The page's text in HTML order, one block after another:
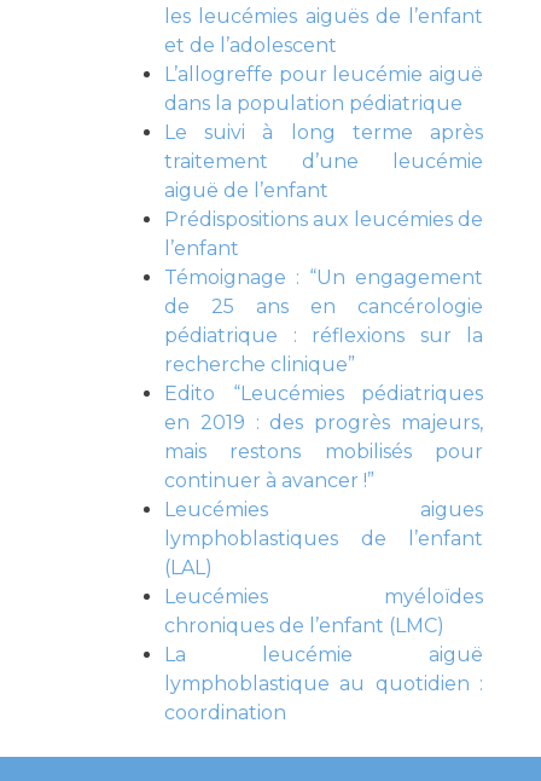
les leucémies aiguës de l’enfant
et de l’adolescent
L’allogreffe pour leucémie aiguë
dans la population pédiatrique
Le suivi à long terme après
traitement d’une leucémie
aiguë de l’enfant
Prédispositions aux leucémies de
l’enfant
Témoignage : “Un engagement
de 25 ans en cancérologie
pédiatrique : réflexions sur la
recherche clinique”
Edito “Leucémies pédiatriques
en 2019 : des progrès majeurs,
mais restons mobilisés pour
continuer à avancer !”
Leucémies aigues
lymphoblastiques de l’enfant
(LAL)
Leucémies myéloïdes
chroniques de l’enfant (LMC)
La leucémie aiguë
lymphoblastique au quotidien :
coordination